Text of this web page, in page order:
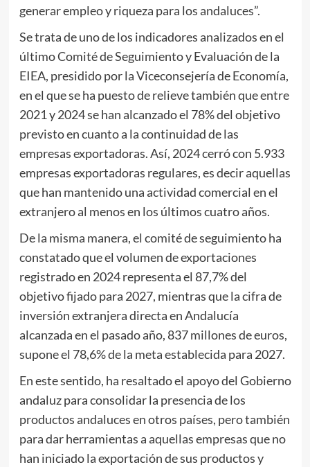
generar empleo y riqueza para los andaluces”.
Se trata de uno de los indicadores analizados en el
último Comité de Seguimiento y Evaluación de la
EIEA, presidido por la Viceconsejería de Economía,
en el que se ha puesto de relieve también que entre
2021 y 2024 se han alcanzado el 78% del objetivo
previsto en cuanto a la continuidad de las
empresas exportadoras. Así, 2024 cerró con 5.933
empresas exportadoras regulares, es decir aquellas
que han mantenido una actividad comercial en el
extranjero al menos en los últimos cuatro años.
De la misma manera, el comité de seguimiento ha
constatado que el volumen de exportaciones
registrado en 2024 representa el 87,7% del
objetivo fijado para 2027, mientras que la cifra de
inversión extranjera directa en Andalucía
alcanzada en el pasado año, 837 millones de euros,
supone el 78,6% de la meta establecida para 2027.
En este sentido, ha resaltado el apoyo del Gobierno
andaluz para consolidar la presencia de los
productos andaluces en otros países, pero también
para dar herramientas a aquellas empresas que no
han iniciado la exportación de sus productos y